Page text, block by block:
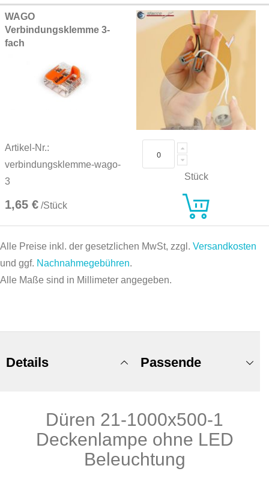
WAGO
Verbindungsklemme 3-
fach
Artikel-Nr.:
verbindungsklemme-wago-
3
1,65 € /Stück
Stück
Alle Preise inkl. der gesetzlichen MwSt, zzgl. Versandkosten
und ggf. Nachnahmegebühren.
Alle Maße sind in Millimeter angegeben.
Details
Düren 21-1000x500-1
Deckenlampe ohne LED
Beleuchtung
Passende
Produkte